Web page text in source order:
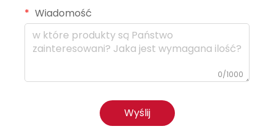
Wiadomość
0/1000
Wyślij